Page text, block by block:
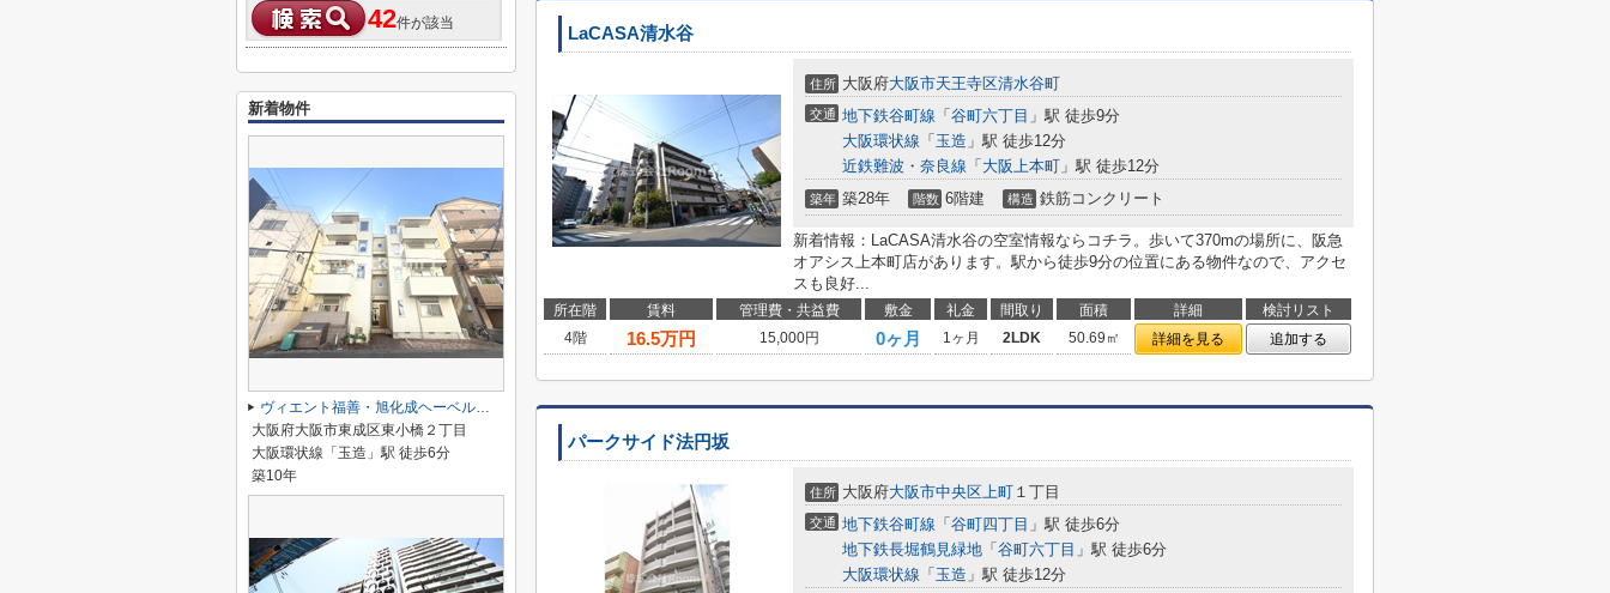
LaCASA清水谷
住所 大阪府大阪市天王寺区清水谷町
交通 地下鉄谷町線 「 谷町六丁目 」駅 徒歩9分
大阪環状線 「 玉造 」駅 徒歩12分
近鉄難波・奈良線 「 大阪上本町 」駅 徒歩12分
築年 築28年 階数 6階建 構造 鉄筋コンクリート
新着情報：LaCASA清水谷の空室情報ならコチラ。歩いて370mの場所に、阪急
オアシス上本町店があります。駅から徒歩9分の位置にある物件なので、アクセ
スも良好...
所在階 賃料 管理費・共益費 敷金 礼金 間取り 面積 詳細
検討リスト
4階
16.5万円 15,000円 0ヶ月 1ヶ月 2LDK 50.69㎡ 詳細を見る 追加する
パークサイド法円坂
住所 大阪府大阪市中央区上町 １丁目
交通 地下鉄谷町線 「 谷町四丁目 」駅 徒歩6分
地下鉄長堀鶴見緑地 「 谷町六丁目 」駅 徒歩6分
大阪環状線 「 玉造 」駅 徒歩12分
42件が該当
新着物件
ヴィエント福善・旭化成ヘーベルメゾンHEBEL HAUS
大阪府大阪市東成区東小橋２丁目
大阪環状線「玉造」駅 徒歩6分
築10年